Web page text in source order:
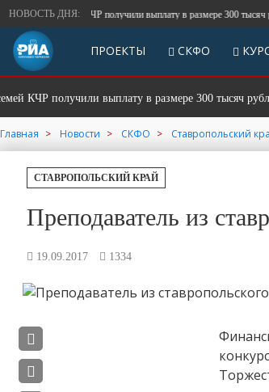
НОВОСТЬ ДНЯ:
семей КЧР получили выплату в размере 300 тысяч
ПРОЕКТЫ СКФО
получили выплату в размере 300 тысяч рублей
Главная Новости СКФО Ставропольский
СТАВРОПОЛЬСКИЙ КРАЙ
Преподаватель из
19.09.2017 1334